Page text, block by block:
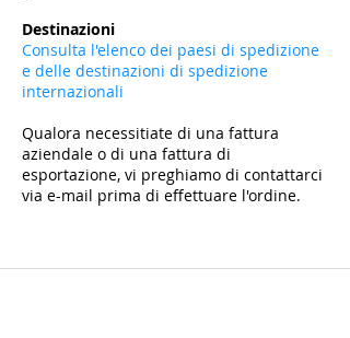
Destinazioni
Consulta l'elenco dei paesi di spedizione
e delle destinazioni di spedizione
internazionali
Qualora necessitiate di una fattura
aziendale o di una fattura di
esportazione, vi preghiamo di contattarci
via e-mail prima di effettuare l'ordine.